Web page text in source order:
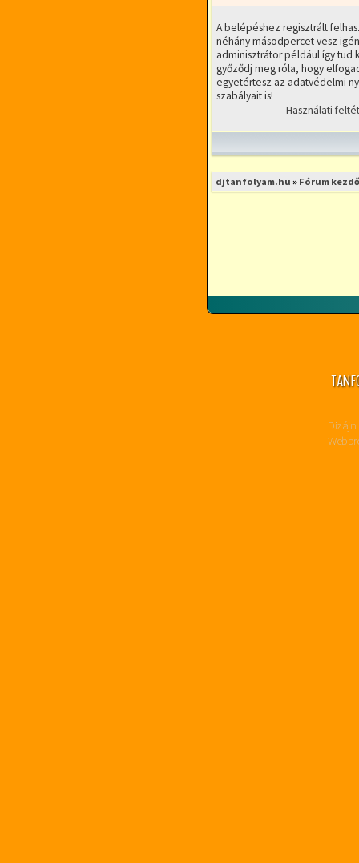
A belépéshez regisztrált
néhány másodpercet vesz
adminisztrátor például így tud
győződj meg róla, hogy
egyetértesz az adatvédelmi
szabályait is!
Használati
djtanfolyam.hu » Fórum